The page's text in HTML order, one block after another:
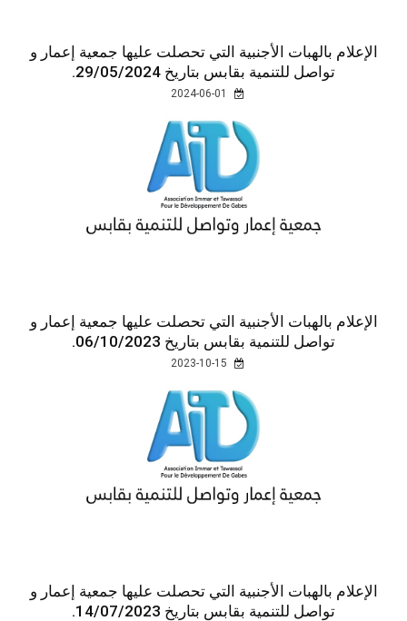
الإعلام بالهبات الأجنبية التي تحصلت عليها جمعية إعمار و
تواصل للتنمية بقابس بتاريخ 29/05/2024.
الإعلام بالهبات الأجنبية التي تحصلت عليها جمعية إعمار و
تواصل للتنمية بقابس بتاريخ 06/10/2023.
الإعلام بالهبات الأجنبية التي تحصلت عليها جمعية إعمار و
تواصل للتنمية بقابس بتاريخ 14/07/2023.